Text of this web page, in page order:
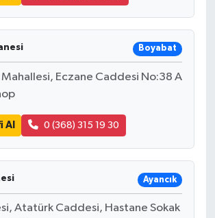
Boyabat
Eczane Caddesi No:38 A
Al 0 (368) 315 19 30
Ayancık
Atatürk Caddesi, Hastane Sokak